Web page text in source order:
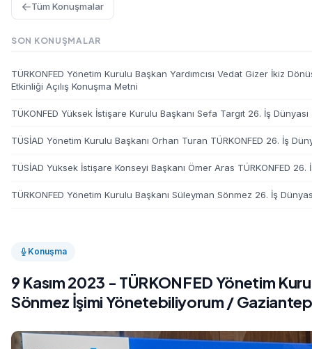
Konuşma
9 Kasım 2023 - TÜRKONFED Yönetim
Sönmez İşimi Yönetebiliyorum /
Tüm Konuşmalar
SON KONUŞMALAR
TÜRKONFED Yönetim Kurulu Başkan Yardımcısı Vedat Gizer İkiz
Etkinliği Açılış Konuşma Metni
TÜKONFED Yüksek İstişare Kurulu Başkanı Sefa Targıt 26. İş
TÜSİAD Yönetim Kurulu Başkanı Orhan Turan TÜRKONFED 26. İş
TÜSİAD Yüksek İstişare Konseyi Başkanı Ömer Aras TÜRKONFED
TÜRKONFED Yönetim Kurulu Başkanı Süleyman Sönmez 26. İş